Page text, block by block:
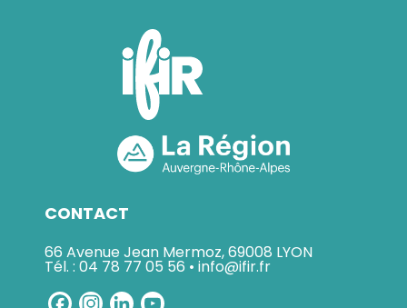
CONTACT
66 Avenue Jean Mermoz, 69008 LYON
Tél. : 04 78 77 05 56 • info@ifir.fr
Facebook
Instagram
LinkedIn